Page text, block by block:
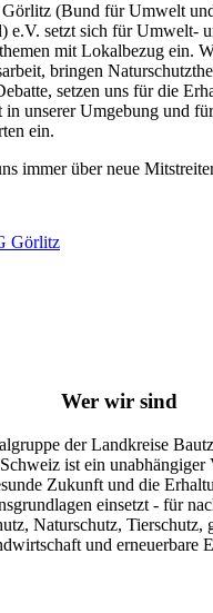
(Bund für Umwelt
e.V. setzt sich für Umwelt-
mit Lokalbezug ein.
bringen
setzen uns für die
unserer Umgebung und
ein.
immer über neue
Görlitz
Wer wir sind
der Landkreise
ist ein unabhängiger
Zukunft und die
einsetzt - für
Naturschutz, Tierschutz,
und erneuerbare